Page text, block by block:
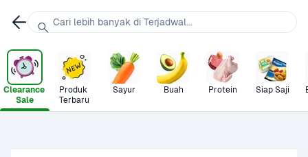
Clearance
Sale
Produk
Terbaru
Sayur Buah Protein Siap Saji
Cari lebih banyak di Terjadwal...